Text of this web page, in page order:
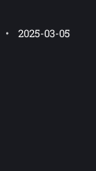
2025-03-05